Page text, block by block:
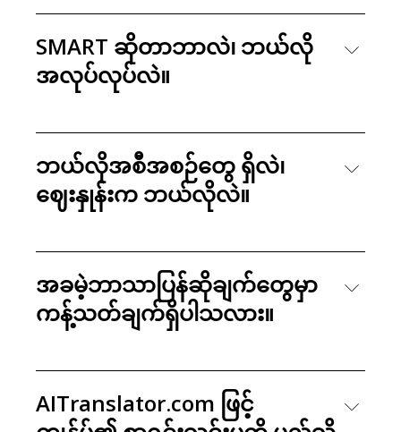
SMART ဆိုတာဘာလဲ၊ ဘယ်လို
အလုပ်လုပ်လဲ။
ဘယ်လိုအစီအစဉ်တွေ ရှိလဲ၊
ဈေးနှုန်းက ဘယ်လိုလဲ။
အခမဲ့ဘာသာပြန်ဆိုချက်တွေမှာ
ကန့်သတ်ချက်ရှိပါသလား။
AITranslator.com ဖြင့်